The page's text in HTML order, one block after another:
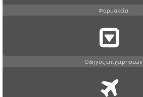
Φαρμακεία
Οδηγος επιχειρησεων